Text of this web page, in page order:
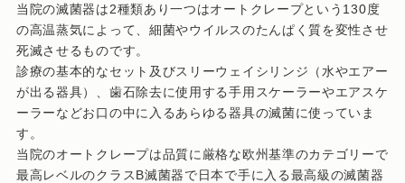
当院の滅菌器は2種類あり一つはオートクレープという130度
の高温蒸気によって、細菌やウイルスのたんぱく質を変性させ
死滅させるものです。
診療の基本的なセット及びスリーウェイシリンジ（水やエアー
が出る器具）、歯石除去に使用する手用スケーラーやエアスケ
ーラーなどお口の中に入るあらゆる器具の滅菌に使っていま
す。
当院のオートクレープは品質に厳格な欧州基準のカテゴリーで
最高レベルのクラスB滅菌器で日本で手に入る最高級の滅菌器